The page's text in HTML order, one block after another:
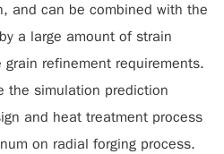
and can be combined with the
a large amount of strain
refinement requirements.
the simulation prediction
and heat treatment process
on radial forging process.